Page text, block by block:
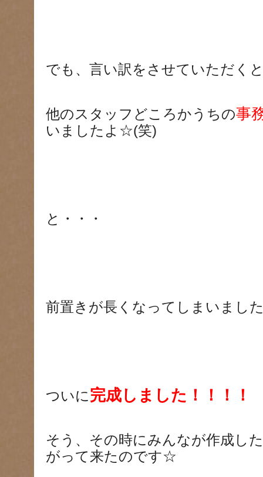
でも、言い訳をさせていただく
他のスタッフどころかうちの事
いましたよ☆(笑)
と・・・
前置きが長くなってしまいまし
ついに完成しました！！！！
そう、その時にみんなが作成し
がって来たのです☆